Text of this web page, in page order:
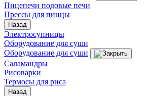
Пицепечи подовые печи
Прессы для пиццы
Назад
Электросупницы
Оборудование для суши
Оборудование для суши
Саламандры
Рисоварки
Термосы для риса
Назад